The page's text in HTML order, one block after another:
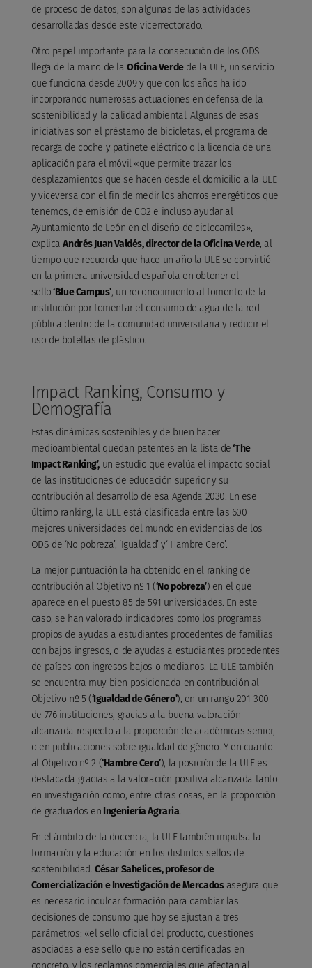
de proceso de datos, son algunas de las actividades
desarrolladas desde este vicerrectorado.
Otro papel importante para la consecución de los ODS
llega de la mano de laOficina Verdede la ULE, un servicio
que funciona desde 2009 y que con los años ha ido
incorporando numerosas actuaciones en defensa de la
sostenibilidad y la calidad ambiental. Algunas de esas
iniciativas son el préstamo de bicicletas, el programa de
recarga de coche y patinete eléctrico o la licencia de una
aplicación para el móvil «que permite trazar los
desplazamientos que se hacen desde el domicilio a la ULE
y viceversa con el fin de medir los ahorros energéticos que
tenemos, de emisión de CO2 e incluso ayudar al
Ayuntamiento de León en el diseño de ciclocarriles»,
explicaAndrés Juan Valdés, director de la Oficina Verde, al
tiempo que recuerda que hace un año la ULE se convirtió
en la primera universidad española en obtener el
sello‘Blue Campus’, un reconocimiento al fomento de la
institución por fomentar el consumo de agua de la red
pública dentro de la comunidad universitaria y reducir el
uso de botellas de plástico.
Impact Ranking, Consumo y
Demografía
Estas dinámicas sostenibles y de buen hacer
medioambiental quedan patentes en la lista de‘The
Impact Ranking’, un estudio que evalúa el impacto social
de las instituciones de educación superior y su
contribución al desarrollo de esa Agenda 2030. En ese
último ranking, la ULE está clasificada entre las 600
mejores universidades del mundo en evidencias de los
ODS de ‘No pobreza’, ‘Igualdad’ y‘ Hambre Cero’.
La mejor puntuación la ha obtenido en el ranking de
contribución al Objetivo nº 1 (‘No pobreza’) en el que
aparece en el puesto 85 de 591 universidades. En este
caso, se han valorado indicadores como los programas
propios de ayudas a estudiantes procedentes de familias
con bajos ingresos, o de ayudas a estudiantes procedentes
de países con ingresos bajos o medianos. La ULE también
se encuentra muy bien posicionada en contribución al
Objetivo nº 5 (‘Igualdad de Género’), en un rango 201-300
de 776 instituciones, gracias a la buena valoración
alcanzada respecto a la proporción de académicas senior,
o en publicaciones sobre igualdad de género. Y en cuanto
al Objetivo nº 2 (‘Hambre Cero’), la posición de la ULE es
destacada gracias a la valoración positiva alcanzada tanto
en investigación como, entre otras cosas, en la proporción
de graduados en Ingeniería Agraria.
En el ámbito de la docencia, la ULE también impulsa la
formación y la educación en los distintos sellos de
sostenibilidad.César Sahelices, profesor de
Comercialización e Investigación de Mercadosasegura que
es necesario inculcar formación para cambiar las
decisiones de consumo que hoy se ajustan a tres
parámetros: «el sello oficial del producto, cuestiones
asociadas a ese sello que no están certificadas en
concreto, y los reclamos comerciales que afectan al